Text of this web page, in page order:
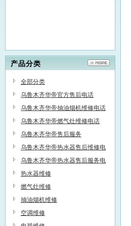
电话：0991-6539978,上门维修：
热水器,燃气灶,抽油烟机,消毒柜,公
司维修服务范围：天山区，沙依巴
克区，新市区，米东区，水磨沟
产品分类
全部分类
乌鲁木齐华帝官方售后电话
乌鲁木齐华帝抽油烟机维修电话
乌鲁木齐华帝燃气灶维修电话
乌鲁木齐华帝售后服务
乌鲁木齐华帝热水器售后维修电
话
乌鲁木齐华帝热水器售后服务电
话
热水器维修
燃气灶维修
抽油烟机维修
空调维修